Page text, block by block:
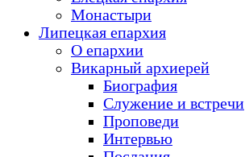
Монастыри
Липецкая епархия
О епархии
Викарный архиерей
Биография
Служение и встречи
Проповеди
Интервью